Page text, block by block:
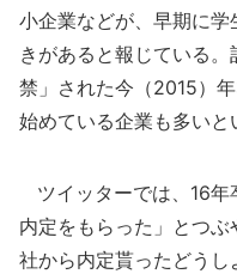
小企業などが、早期に
きがあると報じている
禁」された今（2015）
始めている企業も多いと
ツイッターでは、16年
内定をもらった」とつ
社から内定貰ったどうし